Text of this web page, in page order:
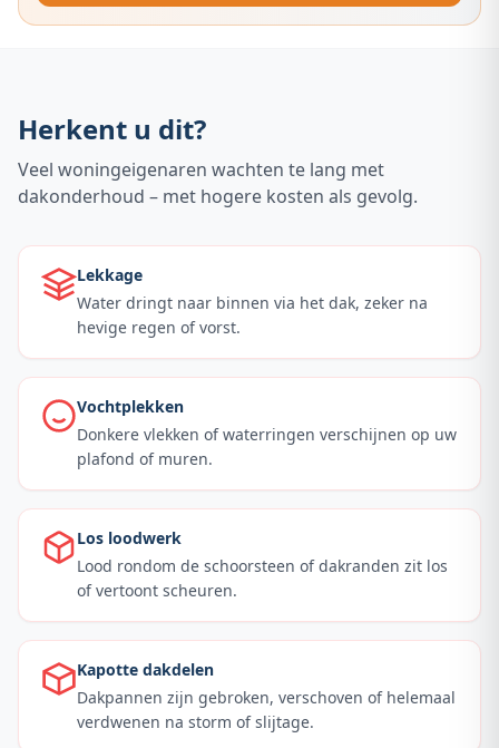
Herkent u dit?
Veel woningeigenaren wachten te lang met
dakonderhoud – met hogere kosten als gevolg.
Lekkage
Water dringt naar binnen via het dak, zeker na
hevige regen of vorst.
Vochtplekken
Donkere vlekken of waterringen verschijnen op uw
plafond of muren.
Los loodwerk
Lood rondom de schoorsteen of dakranden zit los
of vertoont scheuren.
Kapotte dakdelen
Dakpannen zijn gebroken, verschoven of helemaal
verdwenen na storm of slijtage.